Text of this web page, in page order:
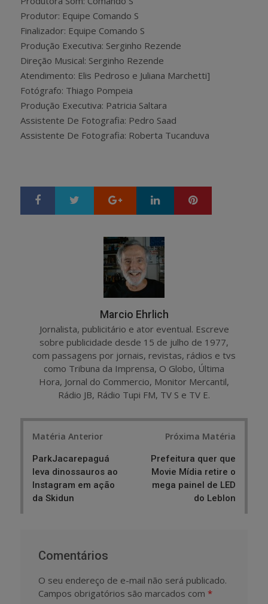
Produtor: Equipe Comando S
Finalizador: Equipe Comando S
Produção Executiva: Serginho Rezende
Direção Musical: Serginho Rezende
Atendimento: Elis Pedroso e Juliana Marchetti]
Fotógrafo: Thiago Pompeia
Produção Executiva: Patricia Saltara
Assistente De Fotografia: Pedro Saad
Assistente De Fotografia: Roberta Tucanduva
Google+ LinkedIn
Marcio Ehrlich
Jornalista, publicitário e ator eventual. Escreve
sobre publicidade desde 15 de julho de 1977,
com passagens por jornais, revistas, rádios e tvs
como Tribuna da Imprensa, O Globo, Última
Hora, Jornal do Commercio, Monitor Mercantil,
Rádio JB, Rádio Tupi FM, TV S e TV E.
Matéria Anterior
ParkJacarepaguá
leva dinossauros ao
Instagram em ação
da Skidun
Próxima Matéria
Prefeitura quer que
Movie Mídia retire o
mega painel de LED
do Leblon
Comentários
O seu endereço de e-mail não será publicado.
Campos obrigatórios são marcados com *